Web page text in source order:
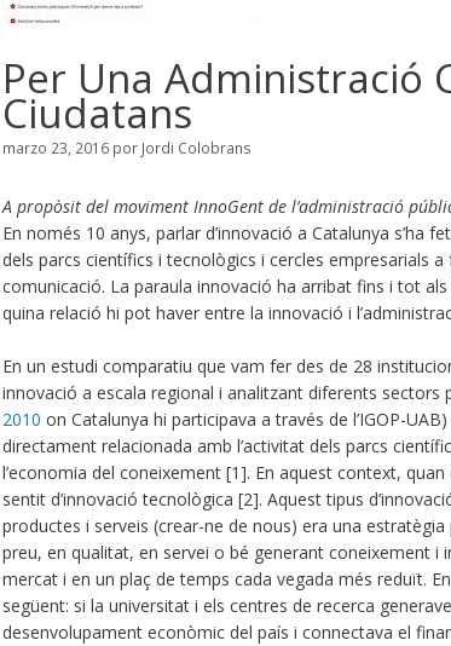
Per Una Administració
Ciudatans
marzo 23, 2016 por Jordi Colobrans
A propòsit del moviment InnoGent de l’administració
En només 10 anys, parlar d’innovació a Catalunya s’ha
dels parcs científics i tecnològics i cercles empresarials
comunicació. La paraula innovació ha arribat fins i tot
quina relació hi pot haver entre la innovació i
En un estudi comparatiu que vam fer des de 28
innovació a escala regional i analitzant diferents sectors
2010 on Catalunya hi participava a través de l’IGOP-
directament relacionada amb l’activitat dels parcs
l’economia del coneixement [1]. En aquest context,
sentit d’innovació tecnològica [2]. Aquest tipus
productes i serveis (crear-ne de nous) era una
preu, en qualitat, en servei o bé generant coneixement
mercat i en un plaç de temps cada vegada més reduït.
següent: si la universitat i els centres de recerca
desenvolupament econòmic del país i connectava el